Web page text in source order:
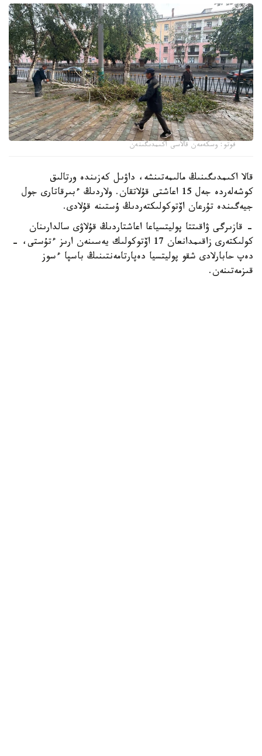
فوتو: وسكەمەن قالاسى اكىمدىگىنەن
قالا اكىمدىگىنىڭ مالىمەتىنشە، داۋىل كەزىندە ورتالىق
كوشەلەردە جەل 15 اعاشتى قۇلاتقان. ولاردىڭ ءبىرقاتارى جول
جيەگىندە تۇرعان اۆتوكولىكتەردىڭ ۇستىنە قۇلادى.
- قازىرگى ۋاقىتتا پوليتسياعا اعاشتاردىڭ قۇلاۋى سالدارىنان
كولىكتەرى زاقىمدانعان 17 اۆتوكولىك يەسىنەن ارىز ءتۇستى، -
دەپ حابارلادى شقو پوليتسيا دەپارتامەنتىنىڭ باسپا ءسوز
قىزمەتىنەن.